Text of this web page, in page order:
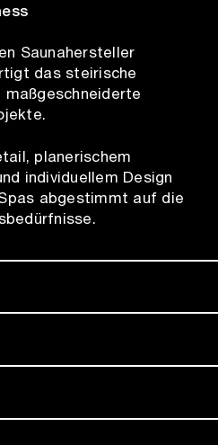
Saunahersteller
das steirische
maßgeschneiderte
planerischem
individuellem Design
abgestimmt auf die